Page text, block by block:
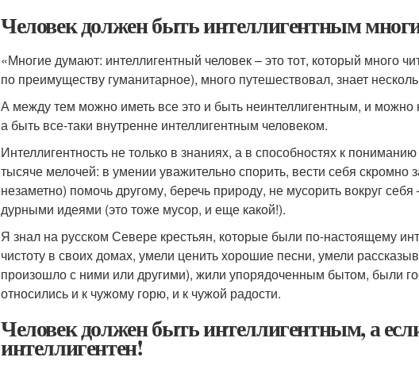
Человек должен быть интеллигентным
«Многие думают: интеллигентный человек – это тот, который много
по преимуществу гуманитарное), много путешествовал, знает
А между тем можно иметь все это и быть неинтеллигентным, и
а быть все-таки внутренне интеллигентным человеком.
Интеллигентность не только в знаниях, а в способностях к
тысяче мелочей: в умении уважительно спорить, вести себя скромно
незаметно) помочь другому, беречь природу, не мусорить вокруг
дурными идеями (это тоже мусор, и еще какой!).
Я знал на русском Севере крестьян, которые были по-настоящему
чистоту в своих домах, умели ценить хорошие песни, умели
произошло с ними или другими), жили упорядоченным бытом, были
относились и к чужому горю, и к чужой радости.
Человек должен быть интеллигентным, а
интеллигентен!